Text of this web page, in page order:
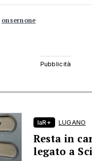
onsernone
laR+ LUGANO
Resta in
legato a